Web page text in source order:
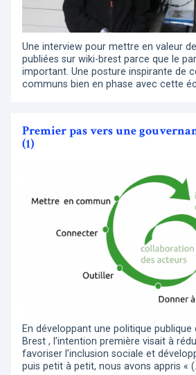
Une interview pour mettre en valeur
publiées sur wiki-brest parce que le
important. Une posture inspirante de
communs bien en phase avec cette
Premier pas vers une
(1)
En développant une politique
Brest , l’intention première visait à
favoriser l’inclusion sociale et
puis petit à petit, nous avons appris «